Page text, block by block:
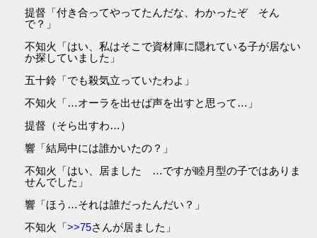
提督「付き合ってやってたんだな、わかったぞ そん
で？」
不知火「はい、私はそこで資材庫に隠れている子が居ない
か探していました」
五十鈴「でも殺気立っていたわよ」
不知火「…オーラを出せば声を出すと思って…」
提督（そら出すわ…）
響「結局中には誰かいたの？」
不知火「はい、居ました …ですが睦月型の子ではありま
せんでした」
響「ほう…それは誰だったんだい？」
不知火「>>75さんが居ました」